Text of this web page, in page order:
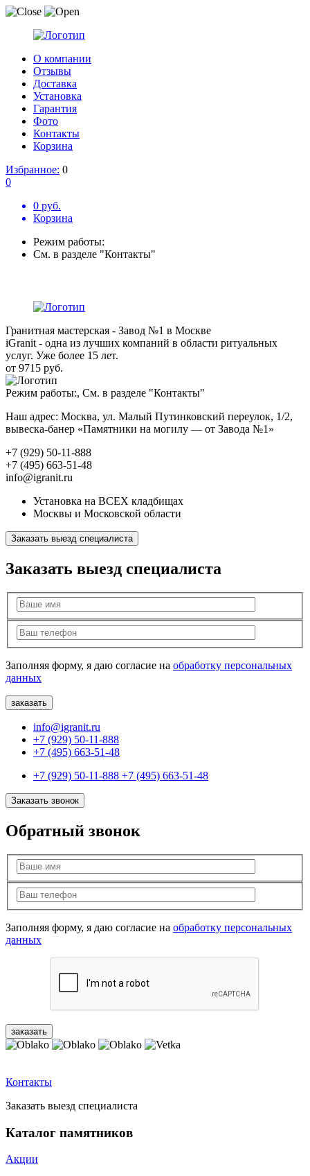
О компании
Отзывы
Доставка
Установка
Гарантия
Фото
Контакты
Корзина
Избранное: 0
0
0 руб.
Корзина
Режим работы:
См. в разделе "Контакты"
Гранитная мастерская - Завод №1 в Москве
iGranit - одна из лучших компаний в области ритуальных
услуг. Уже более 15 лет.
от 9715 руб.
Режим работы:, См. в разделе "Контакты"
Наш адрес: Москва, ул. Малый Путинковский переулок, 1/2,
вывеска-банер «Памятники на могилу — от Завода №1»
+7 (929) 50-11-888
+7 (495) 663-51-48
info@igranit.ru
Установка на ВСЕХ кладбищах
Москвы и Московской области
Заказать выезд специалиста
Заказать выезд специалиста
Заполняя форму, я даю согласие на обработку персональных
данных
info@igranit.ru
+7 (929) 50-11-888
+7 (495) 663-51-48
+7 (929) 50-11-888 +7 (495) 663-51-48
Заказать звонок
Обратный звонок
Заполняя форму, я даю согласие на обработку персональных
данных
Контакты
Заказать выезд специалиста
Каталог памятников
Акции